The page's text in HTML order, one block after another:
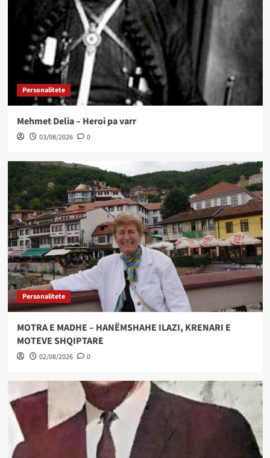
Personalitete
Mehmet Delia – Heroi pa varr
03/08/2026 0
Personalitete
MOTRA E MADHE – HANËMSHAHE ILAZI, KRENARI E
MOTEVE SHQIPTARE
02/08/2026 0